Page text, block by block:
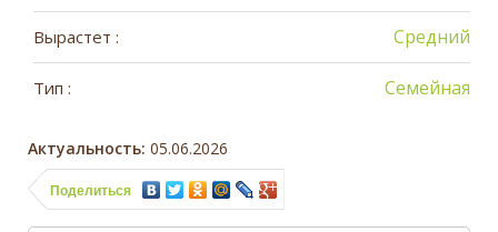
Вырастет : Средний
Тип : Семейная
Актуальность: 05.06.2026
Поделиться